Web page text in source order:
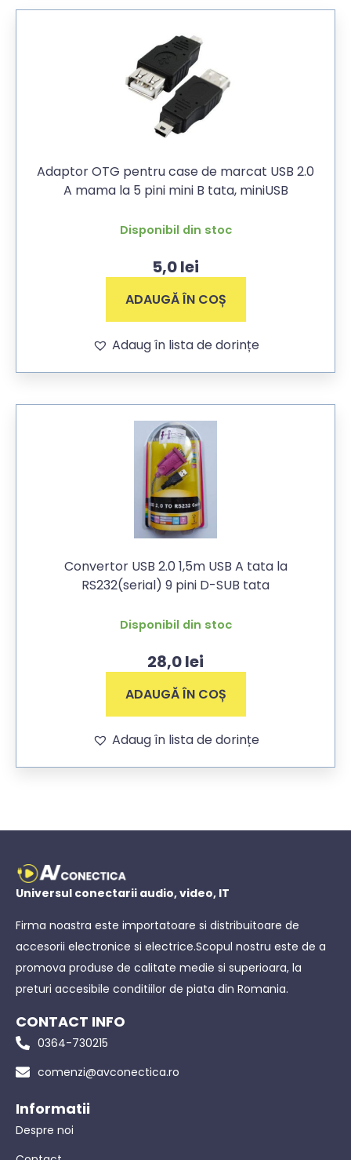
Adaptor OTG pentru case de marcat USB 2.0
A mama la 5 pini mini B tata, miniUSB
Disponibil din stoc
5,0lei
ADAUGĂ ÎN COȘ
Adaug în lista de dorințe
Convertor USB 2.0 1,5m USB A tata la
RS232(serial) 9 pini D-SUB tata
Disponibil din stoc
28,0lei
ADAUGĂ ÎN COȘ
Adaug în lista de dorințe
Universul conectarii audio, video, IT
Firma noastra este importatoare si distribuitoare de
accesorii electronice si electrice.Scopul nostru este de a
promova produse de calitate medie si superioara, la
preturi accesibile conditiilor de piata din Romania.
CONTACT INFO
0364-730215
comenzi@avconectica.ro
Informatii
Despre noi